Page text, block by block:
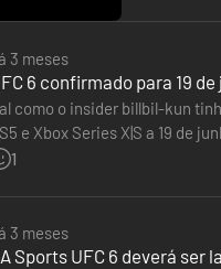
3 meses
6 confirmado para 19
como o insider billbil-kun
e Xbox Series X|S a 19 de
Ultimate Edition…
1
3 meses
Sports UFC 6 deverá ser